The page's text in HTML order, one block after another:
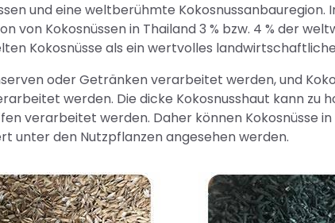
und eine weltberühmte Kokosnussanbauregion.
von Kokosnüssen in Thailand 3 % bzw. 4 % der
Kokosnüsse als ein wertvolles
oder Getränken verarbeitet werden, und
werden. Die dicke Kokosnusshaut kann zu
verarbeitet werden. Daher können Kokosnüsse
unter den Nutzpflanzen angesehen werden.